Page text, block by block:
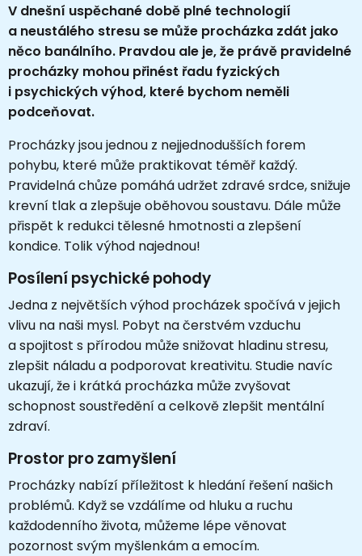
V dnešní uspěchané době plné technologií
a neustálého stresu se může procházka zdát jako
něco banálního. Pravdou ale je, že právě pravidelné
procházky mohou přinést řadu fyzických
i psychických výhod, které bychom neměli
podceňovat.
Procházky jsou jednou z nejjednodušších forem
pohybu, které může praktikovat téměř každý.
Pravidelná chůze pomáhá udržet zdravé srdce, snižuje
krevní tlak a zlepšuje oběhovou soustavu. Dále může
přispět k redukci tělesné hmotnosti a zlepšení
kondice. Tolik výhod najednou!
Posílení psychické pohody
Jedna z největších výhod procházek spočívá v jejich
vlivu na naši mysl. Pobyt na čerstvém vzduchu
a spojitost s přírodou může snižovat hladinu stresu,
zlepšit náladu a podporovat kreativitu. Studie navíc
ukazují, že i krátká procházka může zvyšovat
schopnost soustředění a celkově zlepšit mentální
zdraví.
Prostor pro zamyšlení
Procházky nabízí příležitost k hledání řešení našich
problémů. Když se vzdálíme od hluku a ruchu
každodenního života, můžeme lépe věnovat
pozornost svým myšlenkám a emocím.